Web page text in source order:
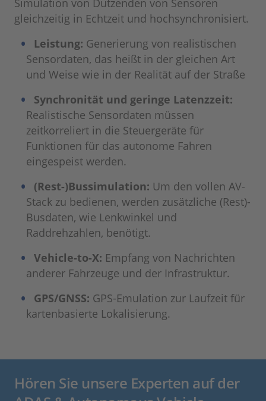
gleichzeitig in Echtzeit und hochsynchronisiert.
Leistung: Generierung von realistischen
Sensordaten, das heißt in der gleichen Art
und Weise wie in der Realität auf der Straße
Synchronität und geringe Latenzzeit:
Realistische Sensordaten müssen
zeitkorreliert in die Steuergeräte für
Funktionen für das autonome Fahren
eingespeist werden.
(Rest-)Bussimulation: Um den vollen AV-
Stack zu bedienen, werden zusätzliche (Rest)-
Busdaten, wie Lenkwinkel und
Raddrehzahlen, benötigt.
Vehicle-to-X: Empfang von Nachrichten
anderer Fahrzeuge und der Infrastruktur.
GPS/GNSS: GPS-Emulation zur Laufzeit für
kartenbasierte Lokalisierung.
Hören Sie unsere Experten auf der